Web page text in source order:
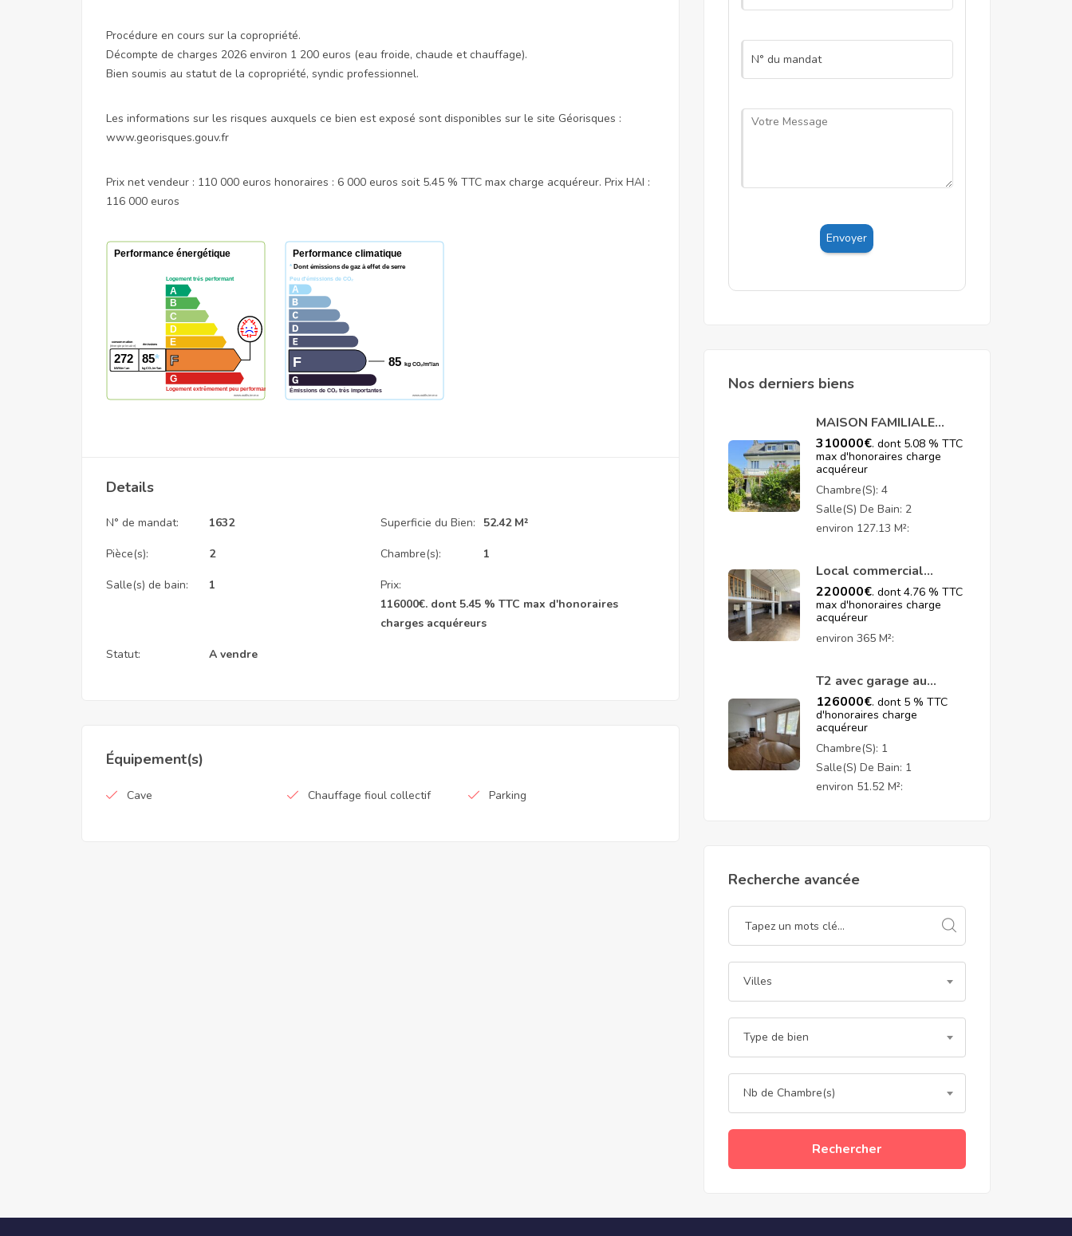
Procédure en cours sur la copropriété.
Décompte de charges 2026 environ 1 200 euros (eau froide, chaude et chauffage).
Bien soumis au statut de la copropriété, syndic professionnel.
Les informations sur les risques auxquels ce bien est exposé sont disponibles sur le site Géorisques :
www.georisques.gouv.fr
Prix net vendeur : 110 000 euros honoraires : 6 000 euros soit 5.45 % TTC max charge acquéreur. Prix HAI :
116 000 euros
Details
N° de mandat: 1632 Superficie du Bien: 52.42 M²
Pièce(s): 2 Chambre(s): 1
Salle(s) de bain: 1
Prix:
116000€. dont 5.45 % TTC max d'honoraires
charges acquéreurs
Statut: A vendre
Équipement(s)
Cave Chauffage fioul collectif Parking
Nos derniers biens
MAISON FAMILIALE
FRUGY
310000€. dont 5.08 % TTC
max d'honoraires charge
acquéreur
Chambre(s): 4
Salle(s) De Bain: 2
environ 127.13 M²:
Local commercial
proche centre-ville
220000€. dont 4.76 % TTC
max d'honoraires charge
acquéreur
environ 365 M²:
T2 avec garage au
centre-ville de
Douarnenez
126000€. dont 5 % TTC
d'honoraires charge
acquéreur
Chambre(s): 1
Salle(s) De Bain: 1
environ 51.52 M²:
Recherche avancée
Villes
Type de bien
Nb de Chambre(s)
Rechercher